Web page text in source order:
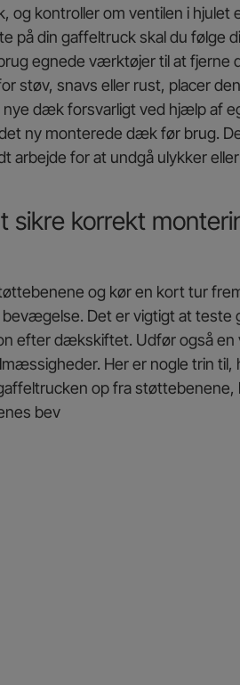
kontroller om ventilen i hjulet
på din gaffeltruck skal du følge
egnede værktøjer til at fjerne
støv, snavs eller rust, placer
dæk forsvarligt ved hjælp af
ny monterede dæk før brug.
arbejde for at undgå ulykker
sikre korrekt
og kør en kort tur
Det er vigtigt at teste
efter dækskiftet. Udfør også en
Her er nogle trin til,
op fra støttebenene,
bev